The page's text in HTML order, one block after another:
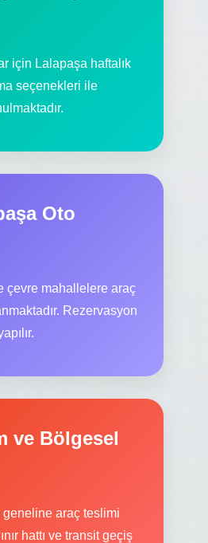
için Lalapaşa haftalık
seçenekleri ile
Oto
çevre mahallelere araç
Rezervasyon
ve Bölgesel
araç teslimi
hattı ve transit geçiş